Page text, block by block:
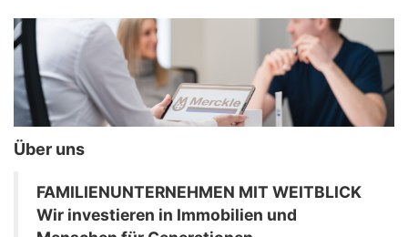
Über uns
FAMILIENUNTERNEHMEN MIT WEITBLICK
Wir investieren in Immobilien und